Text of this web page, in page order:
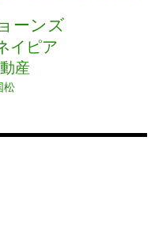
ーンズ
イピア
産
松